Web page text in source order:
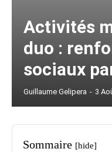
Activités
duo :
sociaux
Guillaume Gelipera - 3
Sommaire [hide]